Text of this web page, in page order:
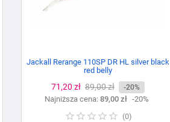
Jackall Rerange 110SP DR HL silver black
red belly
Cena
71,20 zł Cena
podstawowa
89,00 zł -20%
Najniższa cena: 89,00 zł -20%
(0)